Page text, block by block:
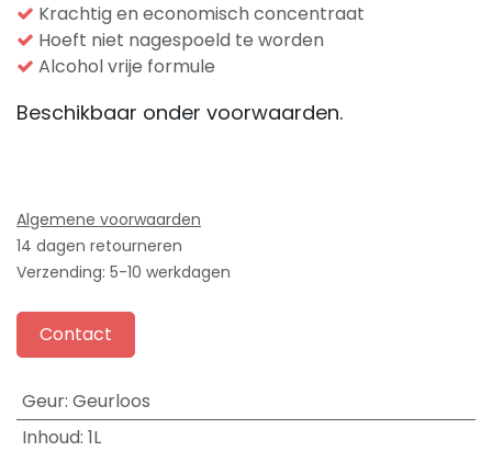
Krachtig en economisch concentraat
Hoeft niet nagespoeld te worden
Alcohol vrije formule
Beschikbaar onder voorwaarden.
Algemene voorwaarden
14 dagen retourneren
Verzending: 5-10 werkdagen
Contact
Geur: Geurloos
Inhoud: 1L